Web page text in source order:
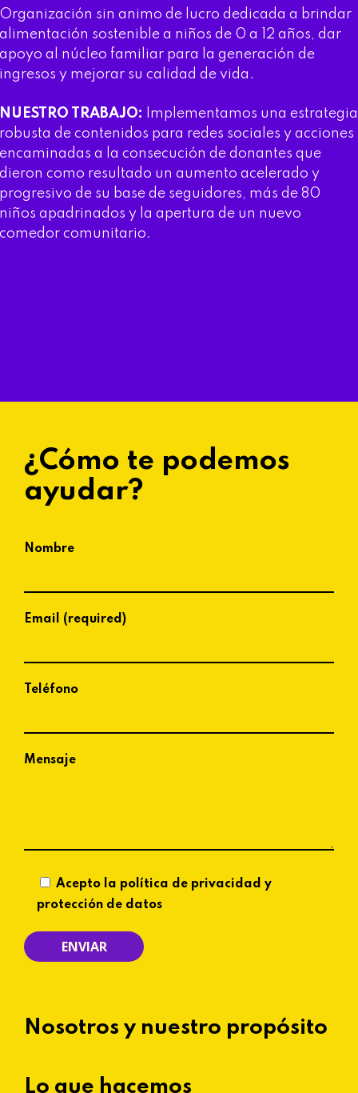
sin animo de lucro dedicada a brindar
sostenible a niños de 0 a 12 años, dar
al núcleo familiar para la generación de
y mejorar su calidad de vida.
TRABAJO:
Implementamos una estrategia
de contenidos para redes sociales y acciones
a la consecución de donantes que
como resultado un aumento acelerado y
de su base de seguidores, más de 80
apadrinados y la apertura de un nuevo
comunitario.
¿Cómo te podemos
ayudar?
Nombre
Email (required)
Teléfono
Mensaje
Acepto la política de privacidad y
protección de datos
Nosotros y nuestro propósito
Lo que hacemos